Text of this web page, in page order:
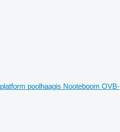
platform poolhaagis Nooteboom OVB-